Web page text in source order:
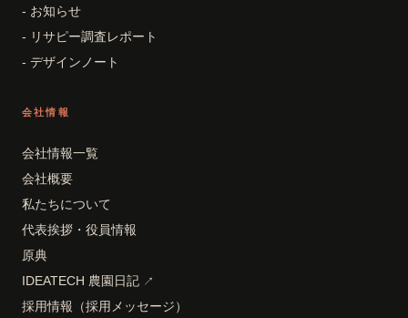
- お知らせ
- リサピー調査レポート
- デザインノート
会社情報
会社情報一覧
会社概要
私たちについて
代表挨拶・役員情報
原典
IDEATECH 農園日記 ↗
採用情報（採用メッセージ）